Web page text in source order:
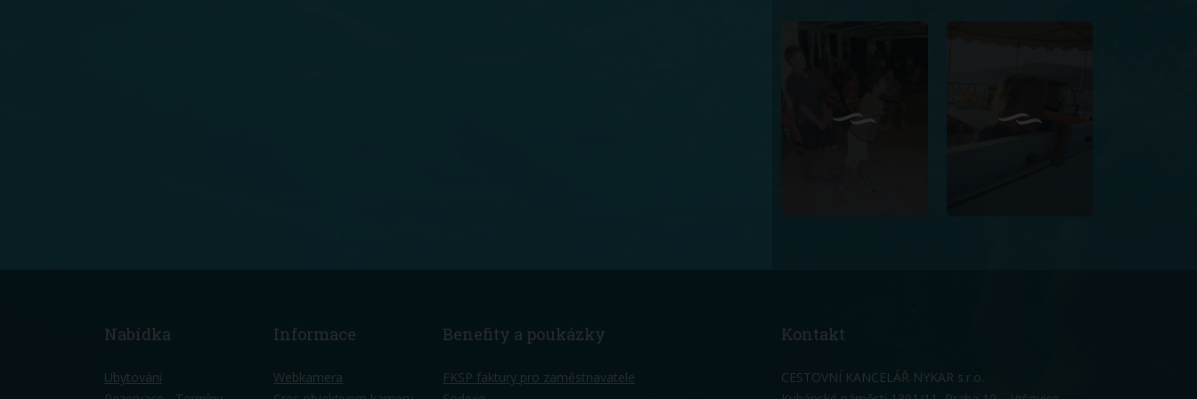
Nabídka
Ubytování
Informace
Webkamera
Benefity a poukázky
FKSP faktury pro zaměstnavatele
Kontakt
CESTOVNÍ KANCELÁŘ NYKAR s.r.o.